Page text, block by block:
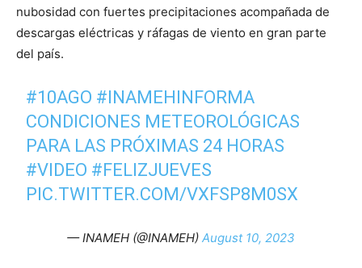
nubosidad con fuertes precipitaciones acompañada de
descargas eléctricas y ráfagas de viento en gran parte
del país.
#10AGO #INAMEHINFORMA
CONDICIONES METEOROLÓGICAS
PARA LAS PRÓXIMAS 24 HORAS
#VIDEO #FELIZJUEVES
PIC.TWITTER.COM/VXFSP8M0SX
— INAMEH (@INAMEH) August 10, 2023